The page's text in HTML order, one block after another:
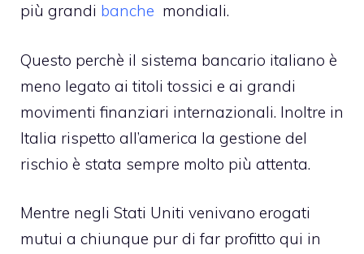
più grandi banche mondiali.
Questo perchè il sistema bancario italiano è
meno legato ai titoli tossici e ai grandi
movimenti finanziari internazionali. Inoltre in
Italia rispetto all’america la gestione del
rischio è stata sempre molto più attenta.
Mentre negli Stati Uniti venivano erogati
mutui a chiunque pur di far profitto qui in